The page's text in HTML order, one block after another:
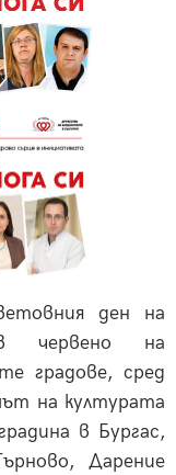
ден на
червено на
градове, сред
на културата
в Бургас,
Дарение